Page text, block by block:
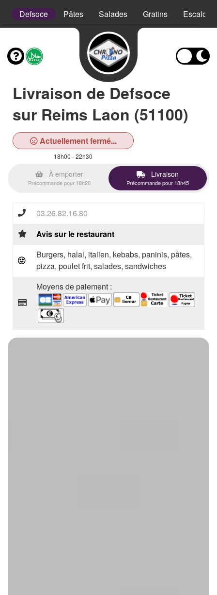
Defsoce Pâtes Salades Gratins
Livraison de Defsoce
sur Reims Laon (51100)
Actuellement fermé...
18h00 - 22h30
À emporter
Précommande pour 18h20
Livraison
Précommande pour 18h45
03.26.82.16.80
Avis sur le restaurant
Burgers, halal, italien, kebabs, paninis, pâtes,
pizza, poulet frit, salades, sandwiches
Moyens de paiement :